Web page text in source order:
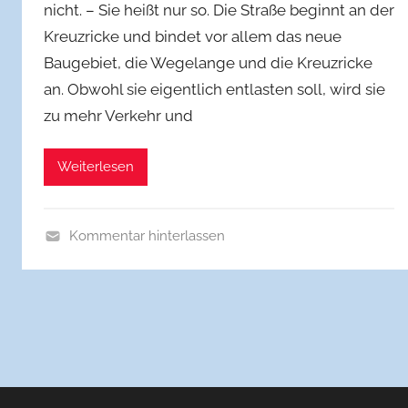
f
w
b
b
nicht. – Sie heißt nur so. Die Straße beginnt an der
Kreuzricke und bindet vor allem das neue
Baugebiet, die Wegelange und die Kreuzricke
an. Obwohl sie eigentlich entlasten soll, wird sie
zu mehr Verkehr und
Weiterlesen
Kommentar hinterlassen